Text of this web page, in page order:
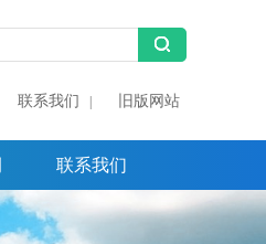
联系我们 旧版网站
联系我们